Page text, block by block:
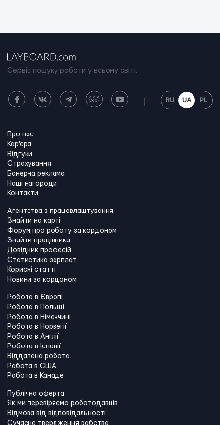
Сервіс пошуку роботи у всьому світі.
RU UA PL
Про нас
Кар'єра
Відгуки
Страхування
Банерна реклама
Наші нагороди
Контакти
Агентства з працевлаштування
Знайти на карті
Форум про роботу за кордоном
Знайти працівника
Довідник професій
Статистика зарплат
Корисні статті
Новини за кордоном
Робота в Європі
Робота в Польщі
Робота в Німеччині
Робота в Норвегії
Робота в Англії
Робота в Іспанії
Віддалена робота
Работа в США
Работа в Канадe
Публічна оферта
Як ми перевіряємо роботодавців
Відмова від відповідальності
Сучасне твердження рабства